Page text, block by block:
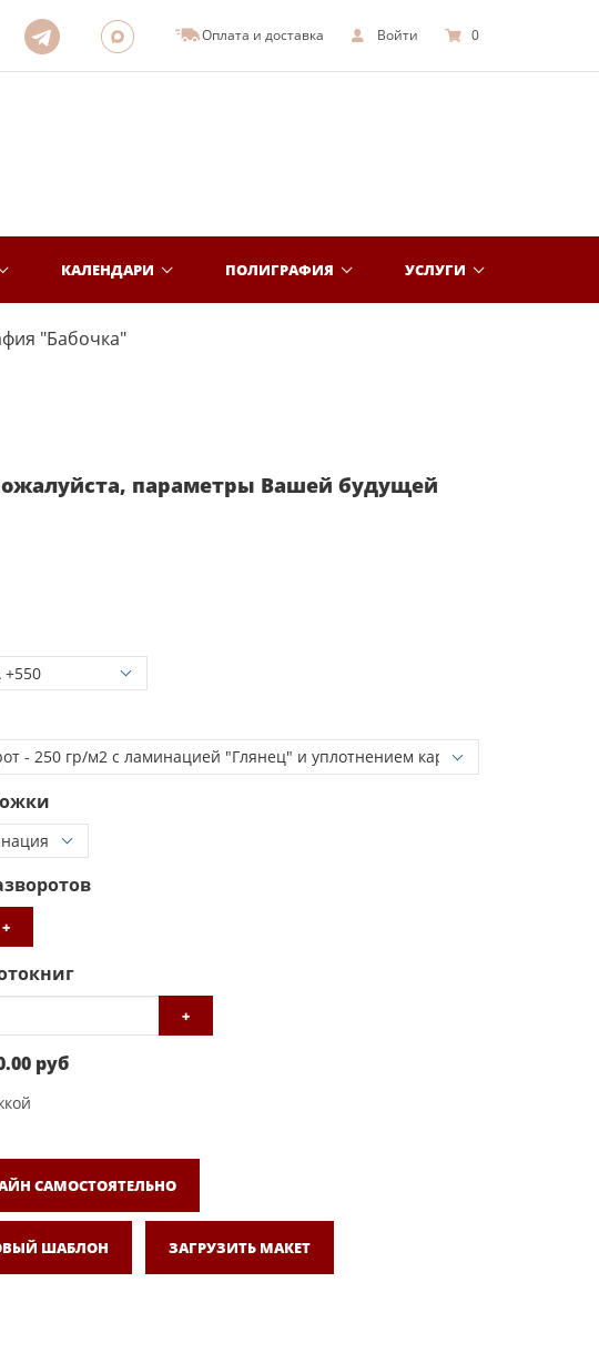
Оплата и доставка Войти 0
КАЛЕНДАРИ ПОЛИГРАФИЯ УСЛУГИ
"Бабочка"
параметры Вашей будущей
+
+
руб
САМОСТОЯТЕЛЬНО
ШАБЛОН ЗАГРУЗИТЬ МАКЕТ